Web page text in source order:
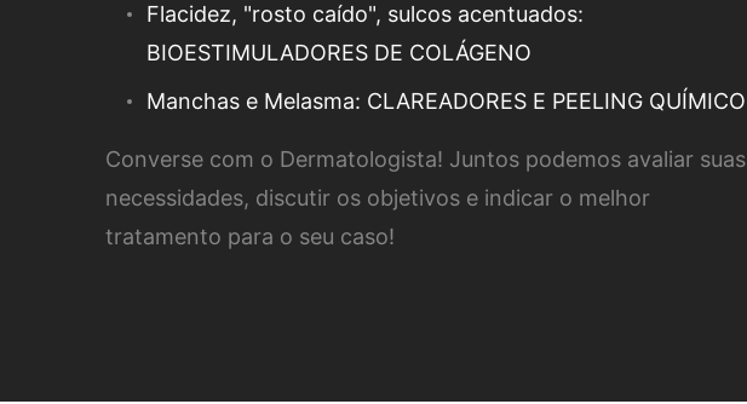
Flacidez, "rosto caído", sulcos acentuados:
BIOESTIMULADORES DE COLÁGENO
Manchas e Melasma: CLAREADORES E PEELING QUÍMICO
Converse com o Dermatologista! Juntos podemos avaliar suas
necessidades, discutir os objetivos e indicar o melhor
tratamento para o seu caso!